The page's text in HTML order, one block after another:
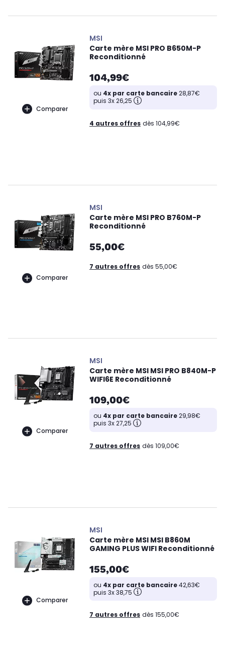
Comparer
MSI
Carte mère MSI PRO B650M-P
Reconditionné
104,99€
ou 4x par carte bancaire28,87€
puis 3x 26,25
4 autres offres dès 104,99€
Comparer
MSI
Carte mère MSI PRO B760M-P
Reconditionné
55,00€
7 autres offres dès 55,00€
Comparer
MSI
Carte mère MSI MSI PRO B840M-P
WIFI6E Reconditionné
109,00€
ou 4x par carte bancaire29,98€
puis 3x 27,25
7 autres offres dès 109,00€
Comparer
MSI
Carte mère MSI MSI B860M
GAMING PLUS WIFI Reconditionné
155,00€
ou 4x par carte bancaire42,63€
puis 3x 38,75
7 autres offres dès 155,00€